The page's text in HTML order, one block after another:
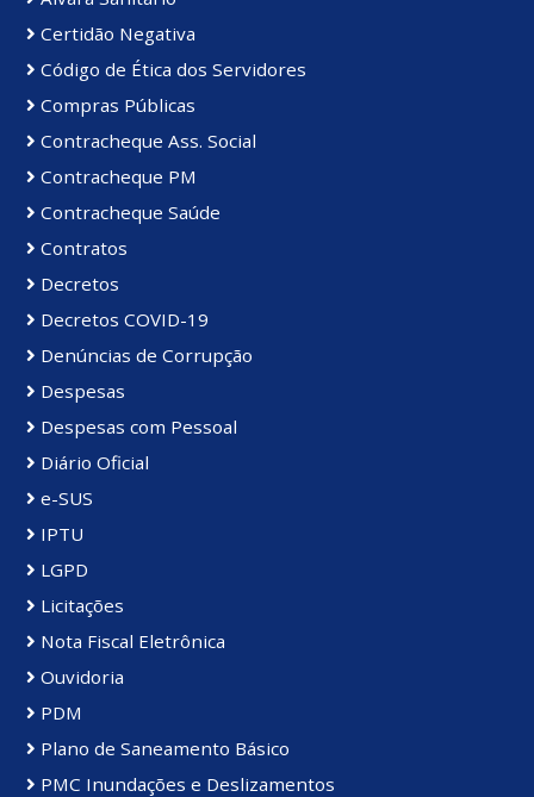
Certidão Negativa
Código de Ética dos Servidores
Compras Públicas
Contracheque Ass. Social
Contracheque PM
Contracheque Saúde
Contratos
Decretos
Decretos COVID-19
Denúncias de Corrupção
Despesas
Despesas com Pessoal
Diário Oficial
e-SUS
IPTU
LGPD
Licitações
Nota Fiscal Eletrônica
Ouvidoria
PDM
Plano de Saneamento Básico
PMC Inundações e Deslizamentos